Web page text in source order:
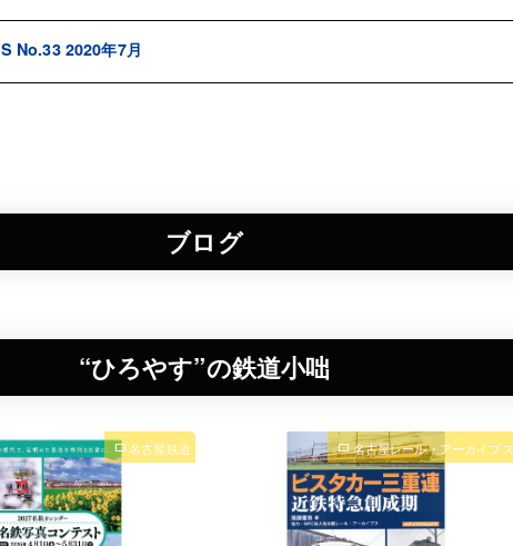
No.33 2020年7月
ブログ
“ひろやす”の鉄道小咄
名古屋鉄道 名古屋レール・アーカイブス